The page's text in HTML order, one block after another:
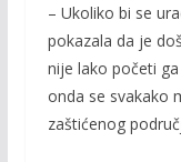
– Ukoliko bi se
pokazala da je
nije lako početi
onda se svakako
zaštićenog